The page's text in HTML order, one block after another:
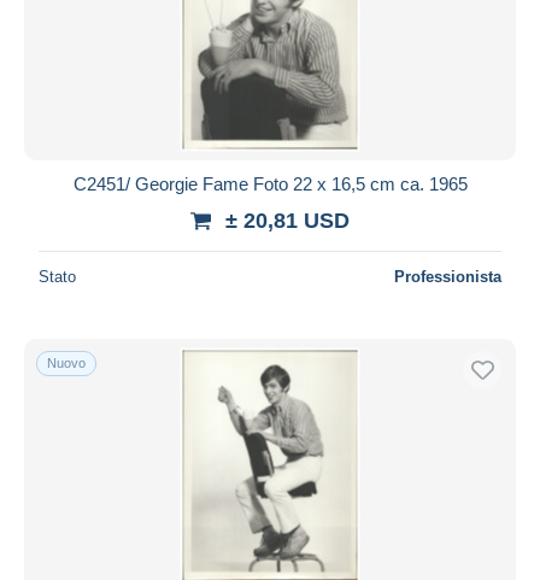
C2451/ Georgie Fame Foto 22 x 16,5 cm ca. 1965
± 20,81 USD
Stato Professionista
Nuovo